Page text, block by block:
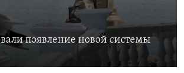
появление новой системы